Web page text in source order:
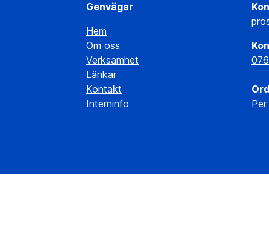
Genvägar
Hem
Om oss
Verksamhet
Länkar
Kontakt
Interninfo